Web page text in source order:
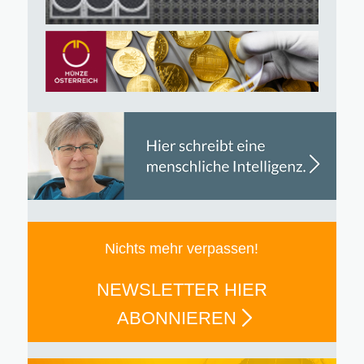
Nichts mehr verpassen!
NEWSLETTER HIER
ABONNIEREN